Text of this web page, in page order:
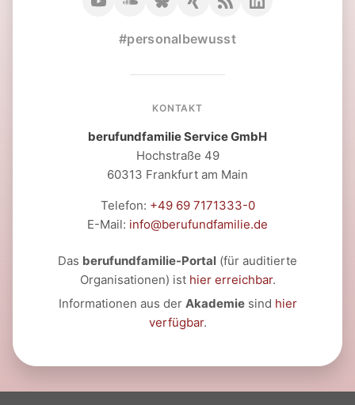
#personalbewusst
KONTAKT
berufundfamilie Service GmbH
Hochstraße 49
60313 Frankfurt am Main
Telefon: +49 69 7171333-0
E-Mail: info@berufundfamilie.de
Das berufundfamilie-Portal (für auditierte
Organisationen) ist hier erreichbar.
Informationen aus der Akademiesind hier
verfügbar.